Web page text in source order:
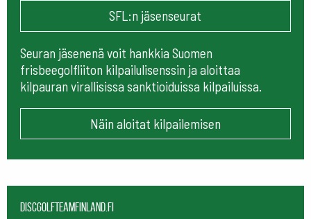
SFL:n jäsenseurat
Seuran jäsenenä voit hankkia Suomen
frisbeegolfliiton kilpailulisenssin ja aloittaa
kilpauran virallisissa sanktioiduissa kilpailuissa.
Näin aloitat kilpailemisen
Discgolfteamfinland.fi